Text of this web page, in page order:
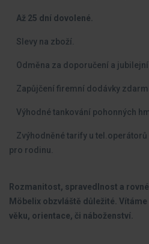
Až 25 dní dovolené.
Slevy na zboží.
Odměna za doporučení a jubilejní
Zapůjčení firemní dodávky
Výhodné tankování pohonných
Zvýhodněné tarify u tel.operátorů
pro rodinu.
Rozmanitost, spravedlnost a
Möbelix obzvláště důležité.
věku, orientace, či náboženství.